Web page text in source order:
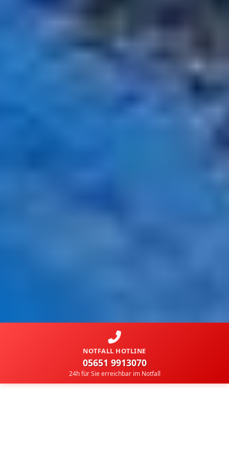
NOTFALL HOTLINE
05651 9913070
24h für Sie erreichbar im Notfall